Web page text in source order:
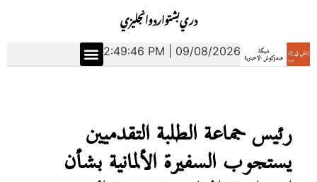
انجليزياردوبشتودري
2:49:47 PM | 09/08/2026
رئيس جماعة الطلبة التقدميين
يستجوب السفيرة الألمانية بشأن